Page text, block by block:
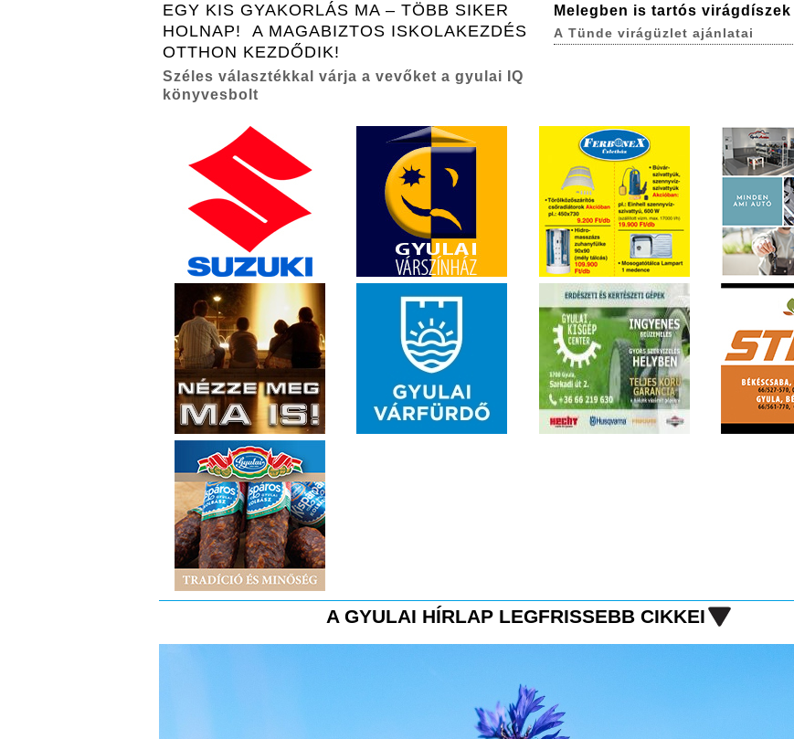
EGY KIS GYAKORLÁS MA – TÖBB SIKER
HOLNAP! A MAGABIZTOS ISKOLAKEZDÉS
OTTHON KEZDŐDIK!
Széles választékkal várja a vevőket a gyulai IQ
könyvesbolt
Melegben is tartós virágdíszek
A Tünde virágüzlet ajánlatai
A GYULAI HÍRLAP LEGFRISSEBB CIKKEI